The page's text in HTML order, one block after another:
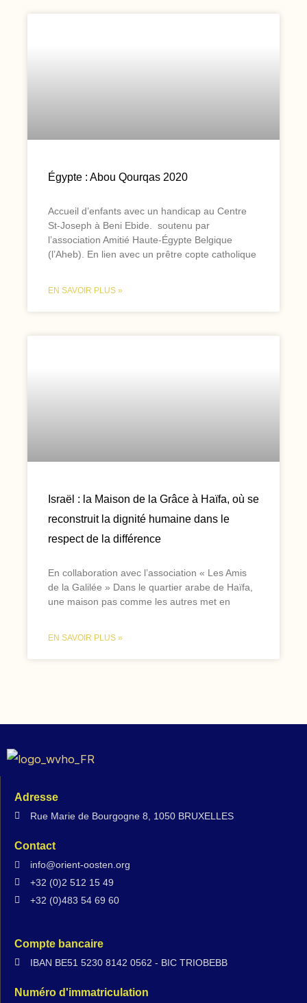
Égypte : Abou Qourqas 2020
Accueil d’enfants avec un handicap au Centre
St-Joseph à Beni Ebide. soutenu par
l’association Amitié Haute-Égypte Belgique
(l’Aheb). En lien avec un prêtre copte catholique
EN SAVOIR PLUS »
Israël : la Maison de la Grâce à Haïfa, où se
reconstruit la dignité humaine dans le
respect de la différence
En collaboration avec l’association « Les Amis
de la Galilée » Dans le quartier arabe de Haïfa,
une maison pas comme les autres met en
EN SAVOIR PLUS »
Adresse
Rue Marie de Bourgogne 8, 1050 BRUXELLES
Contact
info@orient-oosten.org
+32 (0)2 512 15 49
+32 (0)483 54 69 60
Compte bancaire
IBAN BE51 5230 8142 0562 - BIC TRIOBEBB
Numéro d'immatriculation